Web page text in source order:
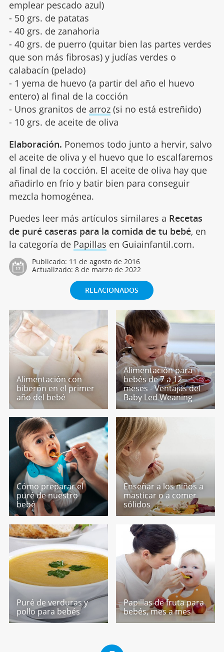
emplear pescado azul)
- 50 grs. de patatas
- 40 grs. de zanahoria
- 40 grs. de puerro (quitar bien las partes verdes
que son más fibrosas) y judías verdes o
calabacín (pelado)
- 1 yema de huevo (a partir del año el huevo
entero) al final de la cocción
- Unos granitos de arroz(si no está estreñido)
- 10 grs. de aceite de oliva
Elaboración. Ponemos todo junto a hervir, salvo
el aceite de oliva y el huevo que lo escalfaremos
al final de la cocción. El aceite de oliva hay que
añadirlo en frío y batir bien para conseguir
mezcla homogénea.
Puedes leer más artículos similares a Recetas
de puré caseras para la comida de tu bebé, en
la categoría de Papillas en Guiainfantil.com.
Publicado: 11 de agosto de 2016
Actualizado: 8 de marzo de 2022
RELACIONADOS
Alimentación con
biberón en el primer
año del bebé
Alimentación para
bebés de 7 a 12
meses - Ventajas del
Baby Led Weaning
Cómo preparar el
puré de nuestro
bebé
Enseñar a los niños a
masticar o a comer
sólidos
Puré de verduras y
pollo para bebés
Papillas de fruta para
bebés, mes a mes